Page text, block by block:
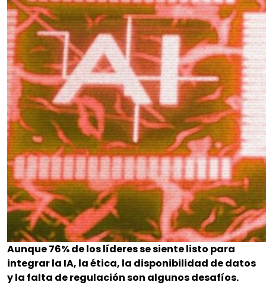
Aunque 76% de los líderes se siente listo para
integrar la IA, la ética, la disponibilidad de datos
y la falta de regulación son algunos desafíos.